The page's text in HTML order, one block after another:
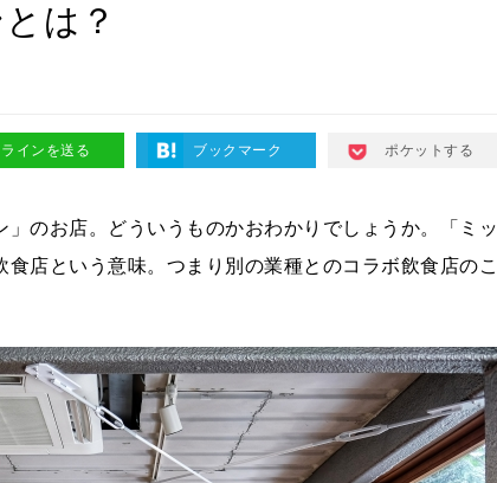
は？
ラインを送る ブックマーク ポケットする
のお店。どういうものかおわかりでしょうか。「ミッ
店という意味。つまり別の業種とのコラボ飲食店のこ